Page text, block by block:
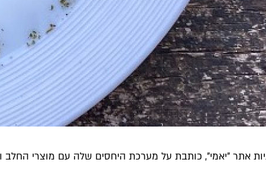
אתר "יאמי", כותבת על מערכת היחסים שלה עם מוצרי